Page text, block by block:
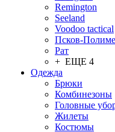
Remington
Seeland
Voodoo tactical
Псков-
Рат
+ ЕЩЕ 4
Одежда
Брюки
Комбинезоны
Головные
Жилеты
Костюмы